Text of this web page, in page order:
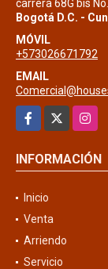
carrera 68G bis
Bogotá D.C. -
MÓVIL
+573026671792
EMAIL
Facebook
INFORMACIÓN
Inicio
Venta
Arriendo
Servicio